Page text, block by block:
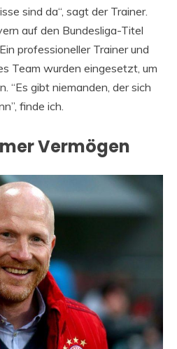
sind da“, sagt der Trainer.
auf den Bundesliga-Titel
professioneller Trainer und
Team wurden eingesetzt, um
“Es gibt niemanden, der sich
finde ich.
Vermögen